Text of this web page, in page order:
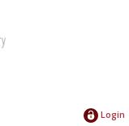
Login